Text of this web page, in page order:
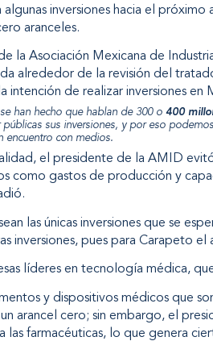
inversiones hacia el
aranceles.
la Asociación Mexicana de
alrededor de la revisión del
intención de realizar inversiones en
han hecho que hablan de 300 o 400
sus inversiones, y por eso
encuentro con medios.
el presidente de la AMID
como gastos de producción y
las únicas inversiones que se
inversiones, pues para Carapeto
líderes en tecnología médica,
y dispositivos médicos que
arancel cero; sin embargo, el
las farmacéuticas, lo que genera